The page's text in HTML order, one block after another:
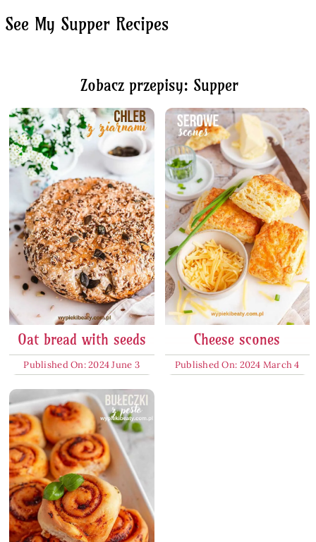
See My Supper Recipes
Zobacz przepisy: Supper
Oat bread with seeds
Published On: 2024 June 3
Cheese scones
Published On: 2024 March 4